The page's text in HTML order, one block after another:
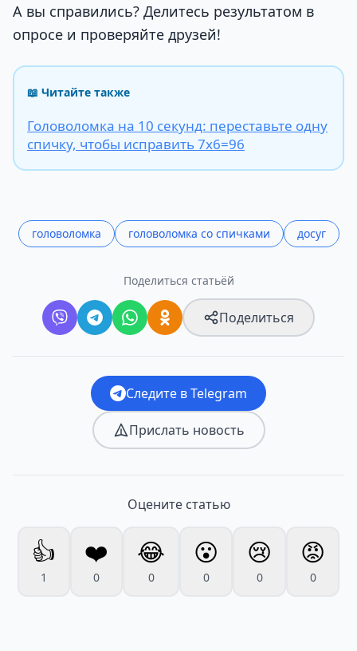
А вы справились? Делитесь результатом в
опросе и проверяйте друзей!
📖 Читайте также
Головоломка на 10 секунд: переставьте одну
спичку, чтобы исправить 7х6=96
головоломка головоломка со спичками досуг
Поделиться статьёй
Поделиться
Следите в Telegram
Прислать новость
Оцените статью
👍
1
❤️
0
😂
0
😮
0
😢
0
😡
0